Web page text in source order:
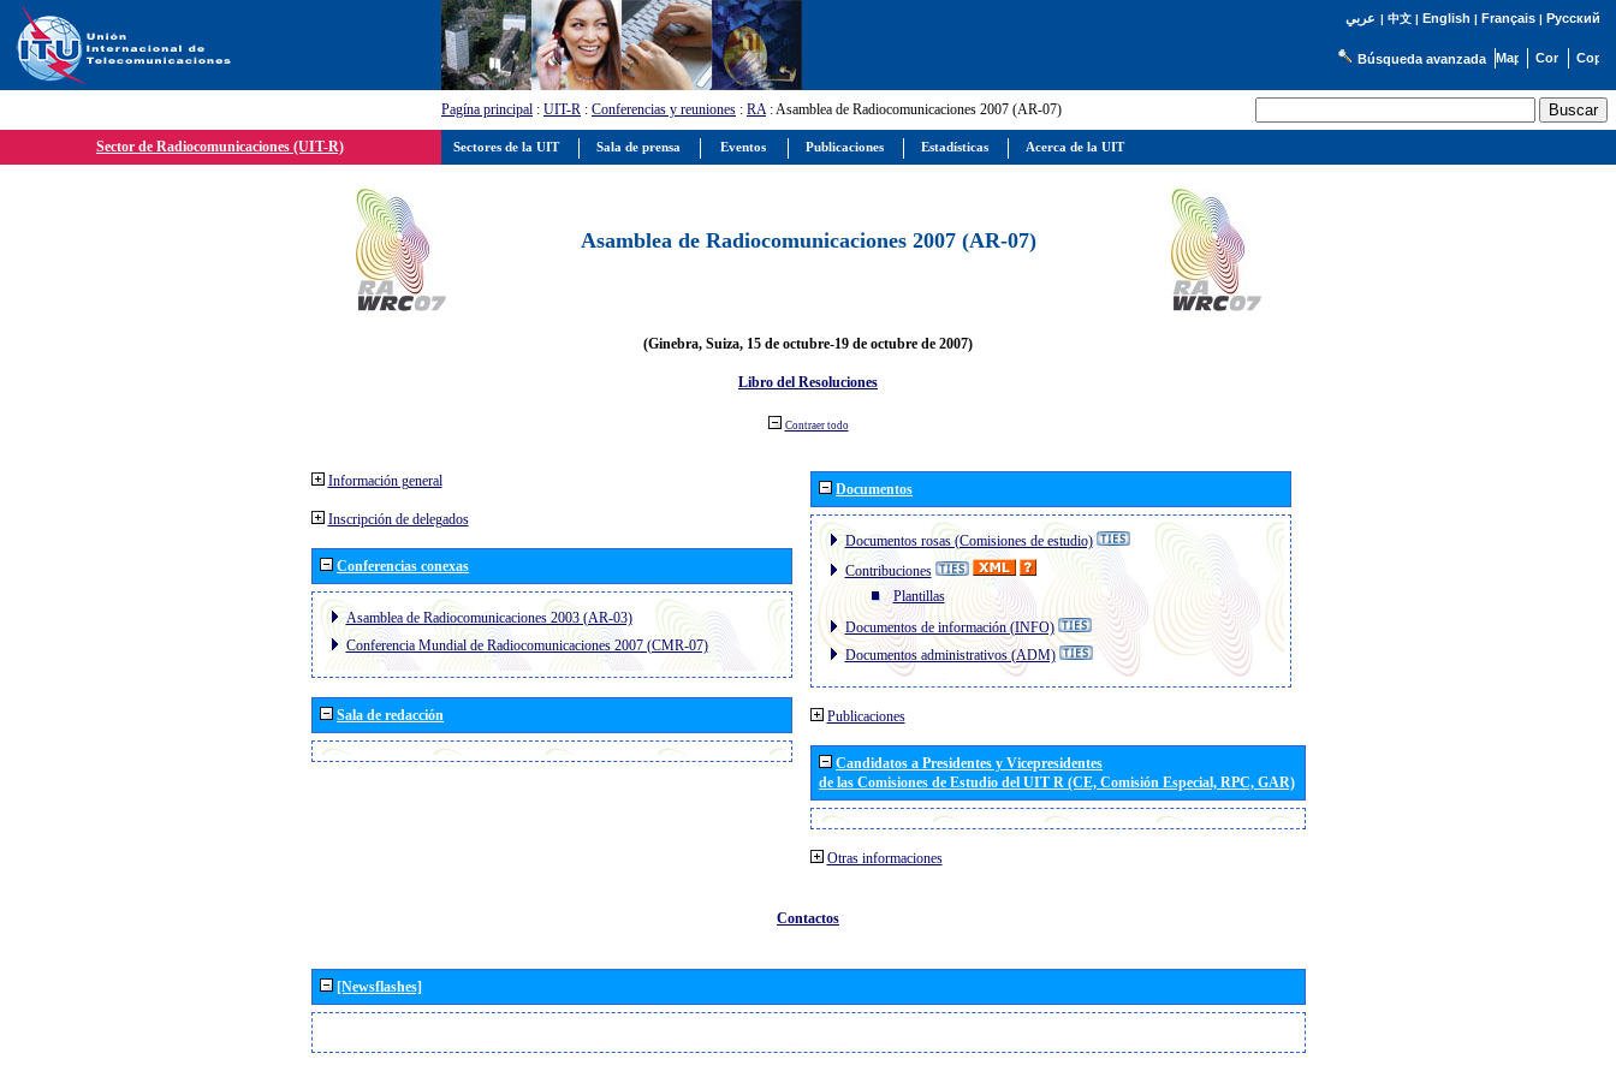
عربي | 中文| English | Français| Русский
Búsqueda avanzada
Pagína principal : UIT-R : Conferencias y reuniones : RA: Asamblea de Radiocomunicaciones 2007 (AR-07)
Sector de Radiocomunicaciones (UIT-R)
Asamblea de Radiocomunicaciones 2007 (AR-07)
(Ginebra, Suiza, 15 de octubre-19 de octubre de 2007)
Libro del Resoluciones
Contraer todo
Información general
Inscripción de delegados
Conferencias conexas
Asamblea de Radiocomunicaciones 2003 (AR-03)
Conferencia Mundial de Radiocomunicaciones 2007 (CMR-07)
Sala de redacción
Documentos
Documentos rosas (Comisiones de estudio)
Contribuciones
Plantillas
Documentos de información (INFO)
Documentos administrativos (ADM)
Publicaciones
Candidatos a Presidentes y Vicepresidentes
de las Comisiones de Estudio del UIT R (CE, Comisión Especial, RPC, GAR)
Otras informaciones
Contactos
[Newsflashes]
Sectores de la UIT Sala de prensa Eventos Publicaciones Estadísticas Acerca de la UIT